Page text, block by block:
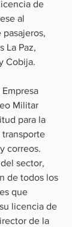
de
al
La Paz,
Cobija.
Militar
para la
transporte
correos.
sector,
de todos los
que
licencia de
de la